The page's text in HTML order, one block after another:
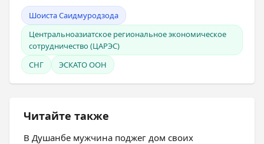
Шоиста Саидмуродзода
Центральноазиатское региональное экономическое
сотрудничество (ЦАРЭС)
СНГ
ЭСКАТО ООН
Читайте также
В Душанбе мужчина поджег дом своих